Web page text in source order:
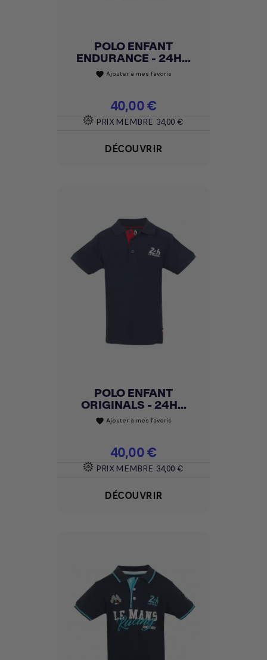
POLO ENFANT
ENDURANCE - 24H...
favorite Ajouter à mes favoris
Prix
40,00 €
PRIX MEMBRE 34,00 €
DÉCOUVRIR
POLO ENFANT
ORIGINALS - 24H...
favorite Ajouter à mes favoris
Prix
40,00 €
PRIX MEMBRE 34,00 €
DÉCOUVRIR